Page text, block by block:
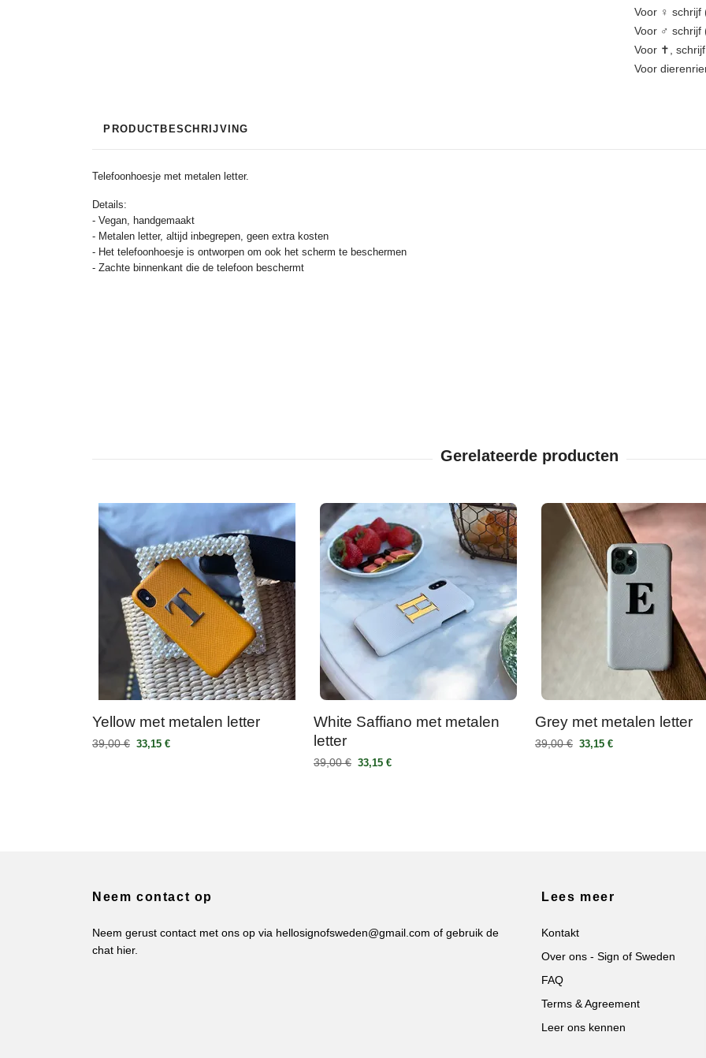
Voor ♀️ schrijf
Voor ♂️️ schrijf
Voor ✝,
Voor
PRODUCTBESCHRIJVING
Telefoonhoesje met metalen letter.
Details:
- Vegan, handgemaakt
- Metalen letter, altijd inbegrepen, geen extra kosten
- Het telefoonhoesje is ontworpen om ook het scherm te beschermen
- Zachte binnenkant die de telefoon beschermt
Yellow met metalen letter
39,00 € 33,15 €
White Saffiano met metalen
letter
39,00 € 33,15 €
Grey met metalen letter
39,00 € 33,15 €
Neem contact op
Neem gerust contact met ons op via hellosignofsweden@gmail.com of gebruik de
chat hier.
Lees meer
Kontakt
Over ons - Sign of Sweden
FAQ
Terms & Agreement
Leer ons kennen